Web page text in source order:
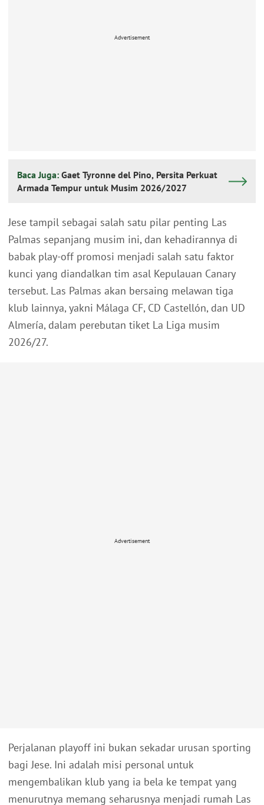
Advertisement
Baca Juga: Gaet Tyronne del Pino, Persita Perkuat
Armada Tempur untuk Musim 2026/2027
Jese tampil sebagai salah satu pilar penting Las
Palmas sepanjang musim ini, dan kehadirannya di
babak play-off promosi menjadi salah satu faktor
kunci yang diandalkan tim asal Kepulauan Canary
tersebut. Las Palmas akan bersaing melawan tiga
klub lainnya, yakni Málaga CF, CD Castellón, dan UD
Almería, dalam perebutan tiket La Liga musim
2026/27.
Advertisement
Perjalanan playoff ini bukan sekadar urusan sporting
bagi Jese. Ini adalah misi personal untuk
mengembalikan klub yang ia bela ke tempat yang
menurutnya memang seharusnya menjadi rumah Las